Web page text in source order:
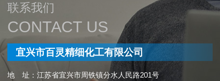
联系我们
CONTACT US
宜兴市百灵精细化工有限公司
地 址：江苏省宜兴市周铁镇分水人民路201号